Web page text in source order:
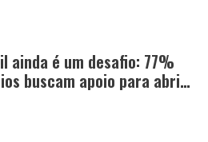
ainda é um desafio: 77%
buscam apoio para abrir